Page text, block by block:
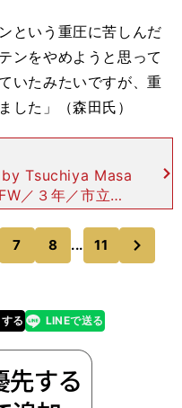
という重圧に苦しんだ
ンをやめようと思って
いたみたいですが、重
した」（森田氏）
Tsuchiya Masa
／３年／市立船
チームが苦しい時
ても勝ち
7 8 ... 11
る
line LINEで送る